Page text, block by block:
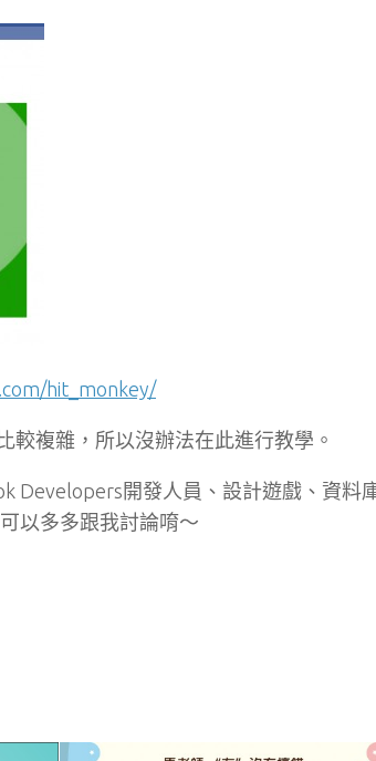
hit_monkey/
較複雜，所以沒辦法在此進行教學。
Developers開發人員、設計遊戲、資料
以多多跟我討論唷～